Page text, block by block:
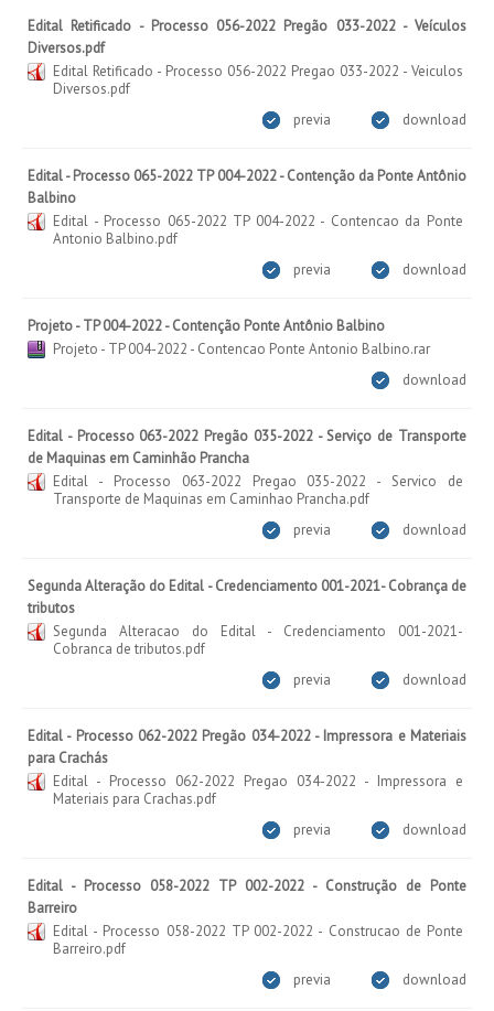
Edital Retificado - Processo 056-2022 Pregão 033-2022 - Veículos
Diversos.pdf
Edital Retificado - Processo 056-2022 Pregao 033-2022 - Veiculos
Diversos.pdf
download
previa
Edital - Processo 065-2022 TP 004-2022 - Contenção da Ponte Antônio
Balbino
Edital - Processo 065-2022 TP 004-2022 - Contencao da Ponte
Antonio Balbino.pdf
download
previa
Projeto - TP 004-2022 - Contenção Ponte Antônio Balbino
Projeto - TP 004-2022 - Contencao Ponte Antonio Balbino.rar
download
Edital - Processo 063-2022 Pregão 035-2022 - Serviço de Transporte
de Maquinas em Caminhão Prancha
Edital - Processo 063-2022 Pregao 035-2022 - Servico de
Transporte de Maquinas em Caminhao Prancha.pdf
download
previa
Segunda Alteração do Edital - Credenciamento 001-2021- Cobrança de
tributos
Segunda Alteracao do Edital - Credenciamento 001-2021-
Cobranca de tributos.pdf
download
previa
Edital - Processo 062-2022 Pregão 034-2022 - Impressora e Materiais
para Crachás
Edital - Processo 062-2022 Pregao 034-2022 - Impressora e
Materiais para Crachas.pdf
download
previa
Edital - Processo 058-2022 TP 002-2022 - Construção de Ponte
Barreiro
Edital - Processo 058-2022 TP 002-2022 - Construcao de Ponte
Barreiro.pdf
download
previa